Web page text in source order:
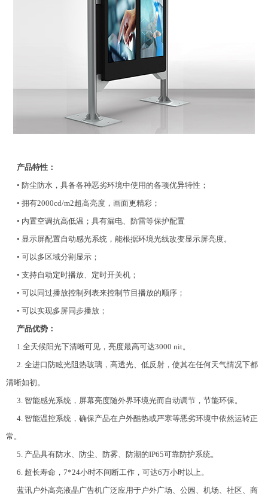
产品特性：
• 防尘防水，具备各种恶劣环境中使用的各项优异特性；
• 拥有2000cd/m2超高亮度，画面更精彩；
• 内置空调抗高低温；具有漏电、防雷等保护配置
• 显示屏配置自动感光系统，能根据环境光线改变显示屏亮度。
• 可以多区域分割显示；
• 支持自动定时播放、定时开关机；
• 可以同过播放控制列表来控制节目播放的顺序；
• 可以实现多屏同步播放；
产品优势：
1.全天候阳光下清晰可见，亮度最高可达3000 nit。
2. 全进口防眩光阻热玻璃，高透光、低反射，使其在任何天气情况下都
清晰如初。
3. 智能感光系统，屏幕亮度随外界环境光而自动调节，节能环保。
4. 智能温控系统，确保产品在户外酷热或严寒等恶劣环境中依然运转正
常。
5. 产品具有防水、防尘、防雾、防潮的IP65可靠防护系统。
6. 超长寿命，7*24小时不间断工作，可达6万小时以上。
蓝讯户外高亮液晶广告机广泛应用于户外广场、公园、机场、社区、商